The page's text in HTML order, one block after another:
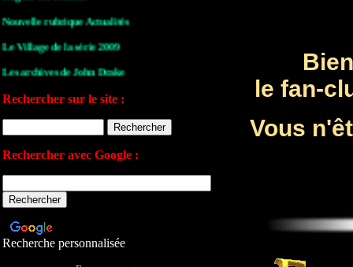
Nouvelle rubrique Actualités
Le Village de la série 2009
Les archives de John Drake
Le plan du site
Votre avis sur le site
Rechercher sur le site :
Rechercher avec Google :
Recherche personnalisée
le fan-
Vous